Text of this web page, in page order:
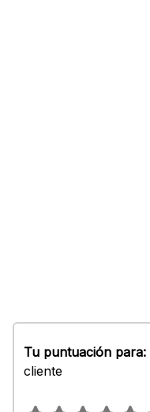
Tu puntuación para:
cliente